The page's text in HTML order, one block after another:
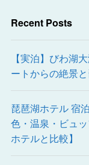
Recent Posts
【実泊】びわ湖
ートからの絶景
琵琶湖ホテル 宿
色・温泉・ビュ
ホテルと比較】